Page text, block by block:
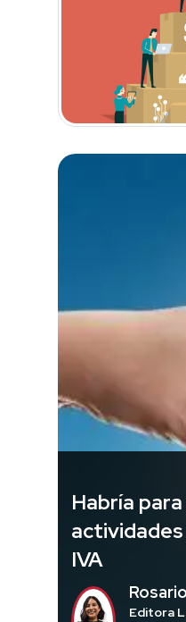
Habría
IVA
Editora